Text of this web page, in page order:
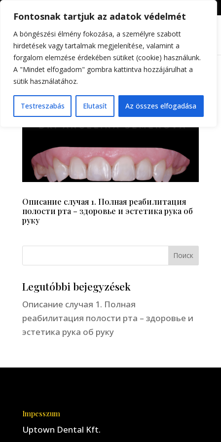
Fontosnak tartjuk az adatok védelmét
A böngészési élmény fokozása, a személyre szabott
hirdetések vagy tartalmak megjelenítése, valamint a
forgalom elemzése érdekében sütiket (cookie) használunk.
A "Mindet elfogadom" gombra kattintva hozzájárulhat a
sütik használatához.
Testreszabás Elutasít Az összes elfogadása
Описание случая 1. Полная реабилитация
полости рта – здоровье и эстетика рука об
руку
Поиск
Legutóbbi bejegyzések
Описание случая 1. Полная
реабилитация полости рта – здоровье и
эстетика рука об руку
Impesszum
Uptown Dental Kft.